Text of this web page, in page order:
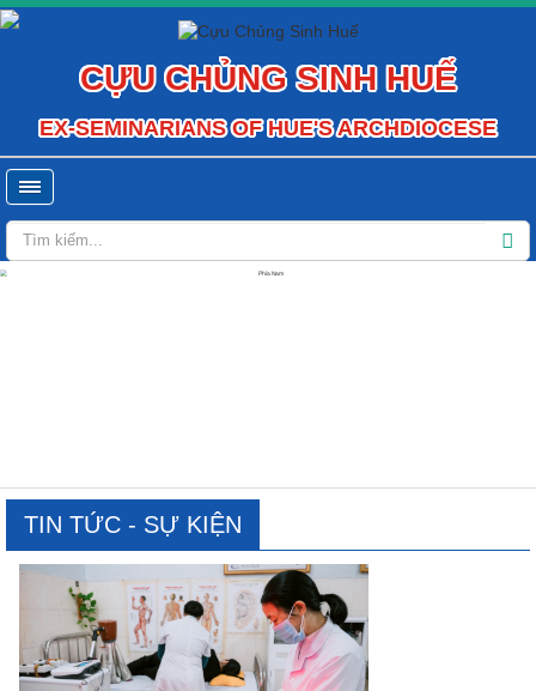
CỰU CHỦNG SINH HUẾ
EX-SEMINARIANS OF HUE'S ARCHDIOCESE
TIN TỨC - SỰ KIỆN